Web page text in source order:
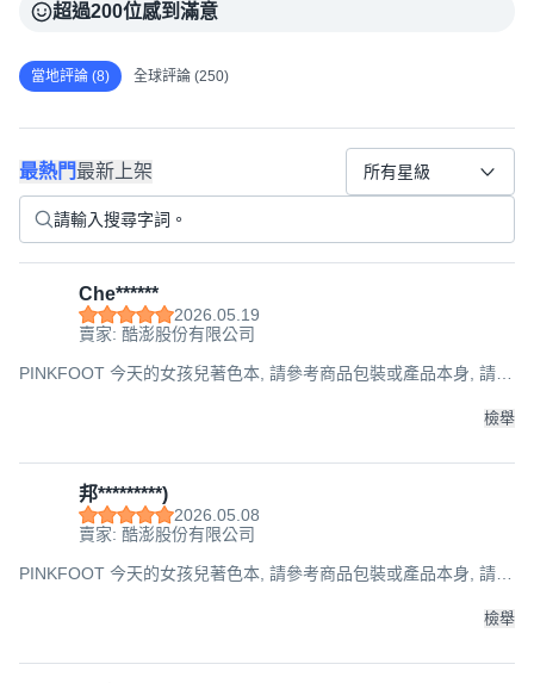
超過200位感到滿意
當地評論 (8) 全球評論 (250)
最熱門最新上架 所有星級
Che******
2026.05.19
賣家: 酷澎股份有限公司
PINKFOOT 今天的女孩兒著色本, 請參考商品包裝或產品本身, 請參
檢舉
邦*********)
2026.05.08
賣家: 酷澎股份有限公司
PINKFOOT 今天的女孩兒著色本, 請參考商品包裝或產品本身, 請參
檢舉